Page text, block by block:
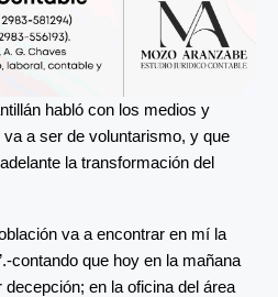
habló con los medios y
a ser de voluntarismo, y que
la transformación del
va a encontrar en mí la
contando que hoy en la mañana
en la oficina del área